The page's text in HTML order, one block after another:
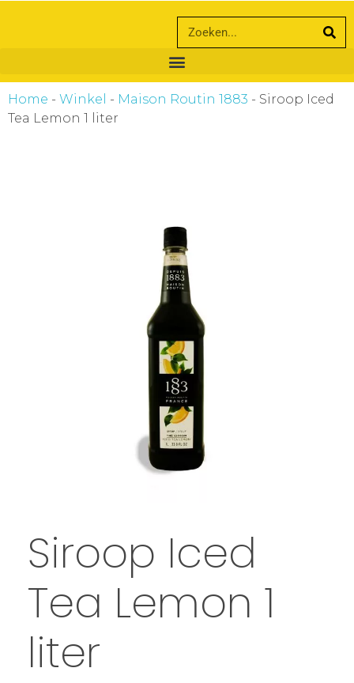
Home - Winkel - Maison Routin 1883 - Siroop Iced
Tea Lemon 1 liter
Siroop Iced
Tea Lemon 1
liter